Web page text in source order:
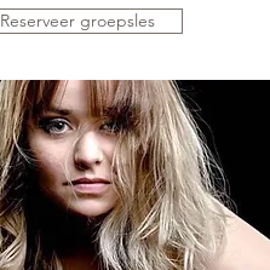
Reserveer groepsles